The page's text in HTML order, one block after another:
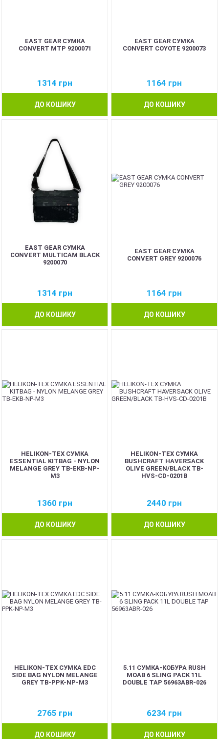
EAST GEAR СУМКА
CONVERT MTP 9200071
1314 грн
ДО КОШИКУ
EAST GEAR СУМКА
CONVERT COYOTE 9200073
1164 грн
ДО КОШИКУ
EAST GEAR СУМКА
CONVERT MULTICAM BLACK
9200070
1314 грн
ДО КОШИКУ
EAST GEAR СУМКА
CONVERT GREY 9200076
1164 грн
ДО КОШИКУ
HELIKON-TEX СУМКА
ESSENTIAL KITBAG - NYLON
MELANGE GREY TB-EKB-NP-
M3
1360 грн
ДО КОШИКУ
HELIKON-TEX СУМКА
BUSHCRAFT HAVERSACK
OLIVE GREEN/BLACK TB-
HVS-CD-0201B
2440 грн
ДО КОШИКУ
HELIKON-TEX СУМКА EDC
SIDE BAG NYLON MELANGE
GREY TB-PPK-NP-M3
2765 грн
ДО КОШИКУ
5.11 СУМКА-КОБУРА RUSH
MOAB 6 SLING PACK 11L
DOUBLE TAP 56963ABR-026
6234 грн
ДО КОШИКУ